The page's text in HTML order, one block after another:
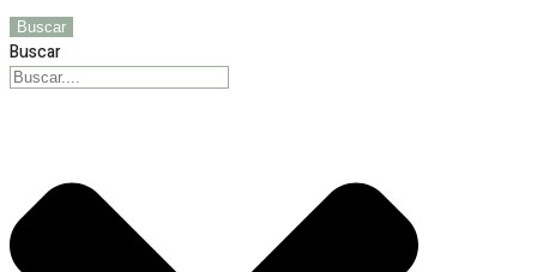
Buscar
Buscar